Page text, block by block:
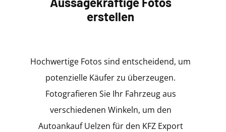
erstellen
Hochwertige Fotos sind entscheidend, um
potenzielle Käufer zu überzeugen.
Fotografieren Sie Ihr Fahrzeug aus
verschiedenen Winkeln, um den
Autoankauf Uelzen für den KFZ Export